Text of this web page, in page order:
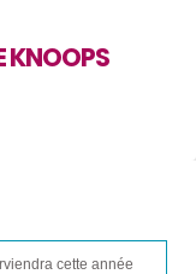
KNOOPS
cette année